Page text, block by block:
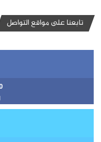
تابعنا على مواقع التواصل